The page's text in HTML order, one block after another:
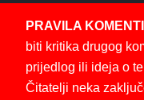
PRAVILA
biti kritika drugog
prijedlog ili ideja o
Čitatelji neka